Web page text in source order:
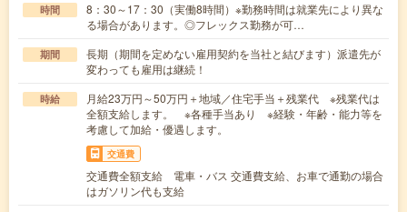
時間
8：30～17：30（実働8時間）※勤務時間は就業先により異な
る場合があります。◎フレックス勤務が可…
期間
長期（期間を定めない雇用契約を当社と結びます）派遣先が
変わっても雇用は継続！
時給
月給23万円～50万円＋地域／住宅手当＋残業代 ※残業代は
全額支給します。 ※各種手当あり ※経験・年齢・能力等を
考慮して加給・優遇します。
交通費
交通費全額支給 電車・バス 交通費支給、お車で通勤の場合
はガソリン代も支給